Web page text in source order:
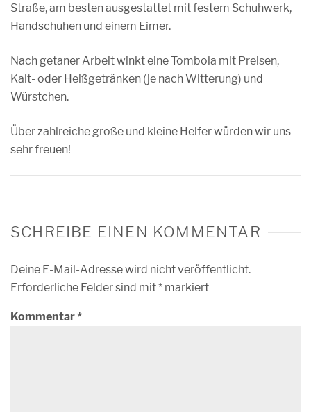
Straße, am besten ausgestattet mit festem Schuhwerk,
Handschuhen und einem Eimer.
Nach getaner Arbeit winkt eine Tombola mit Preisen,
Kalt- oder Heißgetränken (je nach Witterung) und
Würstchen.
Über zahlreiche große und kleine Helfer würden wir uns
sehr freuen!
SCHREIBE EINEN KOMMENTAR
Deine E-Mail-Adresse wird nicht veröffentlicht.
Erforderliche Felder sind mit* markiert
Kommentar*